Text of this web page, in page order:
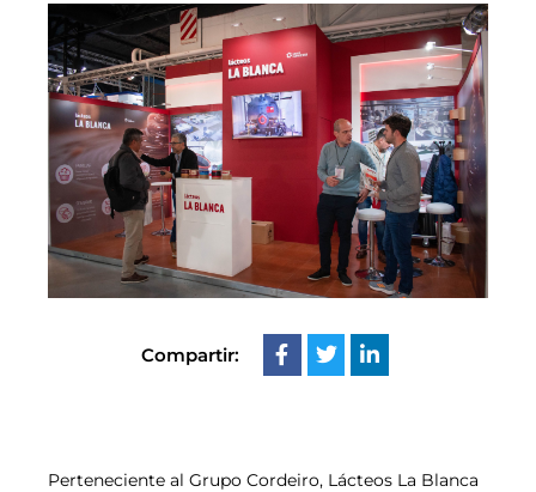
Compartir:
Perteneciente al Grupo Cordeiro, Lácteos La Blanca